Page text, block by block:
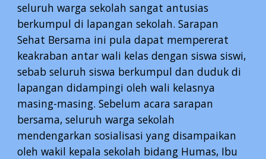
seluruh warga sekolah sangat antusias
berkumpul di lapangan sekolah. Sarapan
Sehat Bersama ini pula dapat mempererat
keakraban antar wali kelas dengan siswa siswi,
sebab seluruh siswa berkumpul dan duduk di
lapangan didampingi oleh wali kelasnya
masing-masing. Sebelum acara sarapan
bersama, seluruh warga sekolah
mendengarkan sosialisasi yang disampaikan
oleh wakil kepala sekolah bidang Humas, Ibu